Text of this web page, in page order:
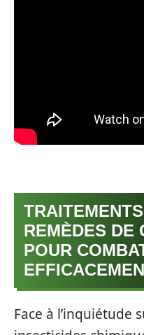
REMÈDES DE
POUR
Face à l’inquiétude